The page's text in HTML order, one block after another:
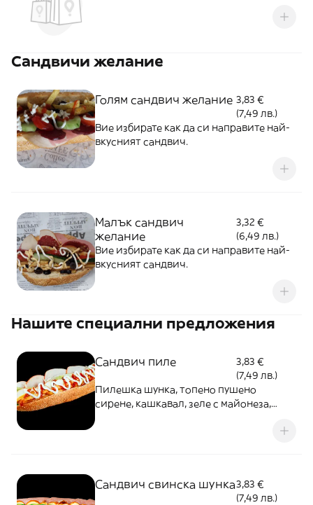
Сандвичи желание
Голям сандвич желание 3,83 €
(7,49 лв.)
Вие избирате как да си направите най-
вкусният сандвич.
Малък сандвич
желание
3,32 €
(6,49 лв.)
Вие избирате как да си направите най-
вкусният сандвич.
Нашите специални предложения
Сандвич пиле
3,83 €
(7,49 лв.)
Пилешка шунка, топено пушено
сирене, кашкавал, зеле с майонеза,
Сандвич свинска шунка3,83 €
(7,49 лв.)